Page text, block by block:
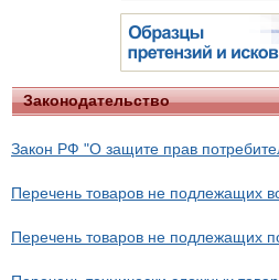
Законодательство
Закон РФ "О защите прав
Перечень товаров не подлежащих
Перечень товаров не подлежащих